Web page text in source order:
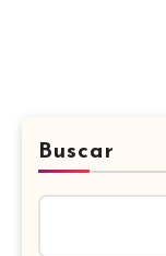
Buscar